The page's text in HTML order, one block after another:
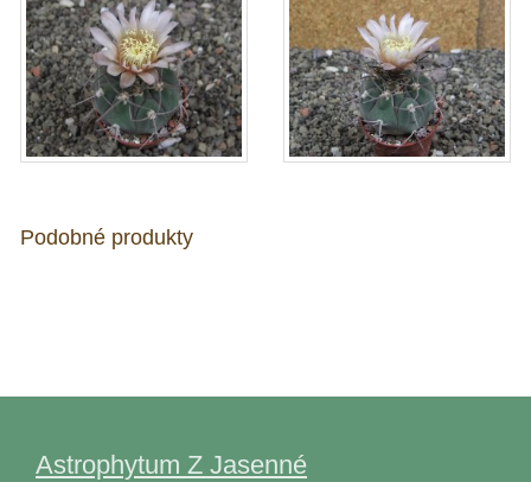
Podobné produkty
Astrophytum Z Jasenné